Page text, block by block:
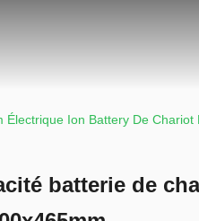
Électrique Ion Battery De Chariot
batterie de